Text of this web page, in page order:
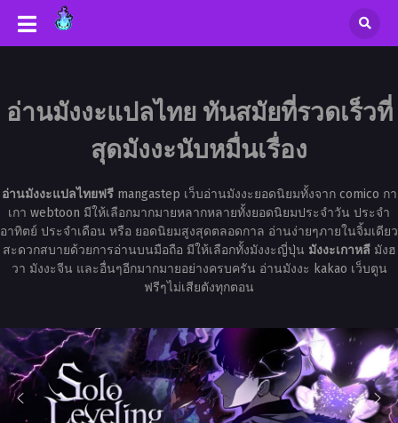
อ่านมังงะแปลไทย ทันสมัยที่รวดเร็วที่
สุดมังงะนับหมื่นเรื่อง
อ่านมังงะแปลไทยฟรีmangastep เว็บอ่านมังงะยอดนิยมทั้งจาก comico กา
เกา webtoon มีให้เลือกมากมายหลากหลายทั้งยอดนิยมประจำวัน ประจำ
อาทิตย์ ประจำเดือน หรือ ยอดนิยมสูงสุดตลอดกาล อ่านง่ายๆภายในจิ้มเดียว
สะดวกสบายด้วยการอ่านบนมือถือ มีให้เลือกทั้งมังงะญี่ปุ่น มังงะเกาหลีมังฮ
วา มังงะจีน และอื่นๆอีกมากมายอย่างครบครัน อ่านมังงะ kakao เว็บตูน
ฟรีๆไม่เสียตังทุกตอน